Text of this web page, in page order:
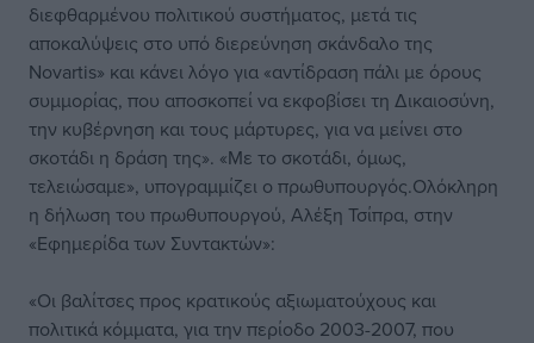
διεφθαρμένου πολιτικού συστήματος, μετά τις
αποκαλύψεις στο υπό διερεύνηση σκάνδαλο της
Novartis» και κάνει λόγο για «αντίδραση πάλι με όρους
συμμορίας, που αποσκοπεί να εκφοβίσει τη Δικαιοσύνη,
την κυβέρνηση και τους μάρτυρες, για να μείνει στο
σκοτάδι η δράση της». «Με το σκοτάδι, όμως,
τελειώσαμε», υπογραμμίζει ο πρωθυπουργός.Ολόκληρη
η δήλωση του πρωθυπουργού, Αλέξη Τσίπρα, στην
«Εφημερίδα των Συντακτών»:
«Οι βαλίτσες προς κρατικούς αξιωματούχους και
πολιτικά κόμματα, για την περίοδο 2003-2007, που